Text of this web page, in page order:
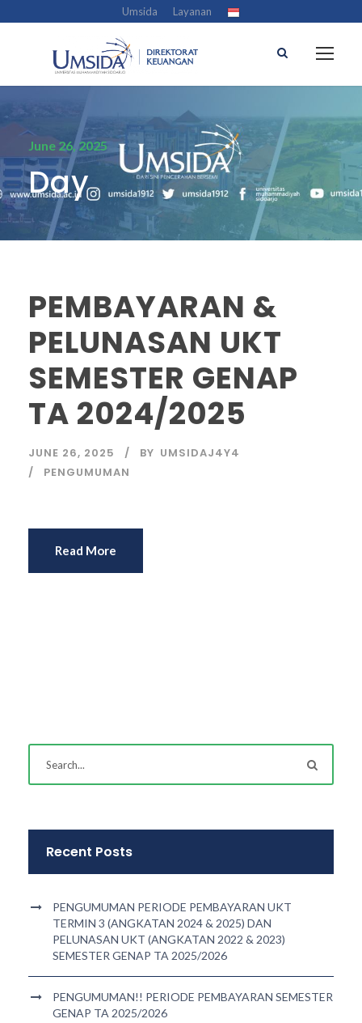
Umsida Layanan
June 26, 2025
Day
PEMBAYARAN &
PELUNASAN UKT
SEMESTER GENAP
TA 2024/2025
JUNE 26, 2025 BY UMSIDAJ4Y4
PENGUMUMAN
Read More
Recent Posts
PENGUMUMAN PERIODE PEMBAYARAN UKT
TERMIN 3 (ANGKATAN 2024 & 2025) DAN
PELUNASAN UKT (ANGKATAN 2022 & 2023)
SEMESTER GENAP TA 2025/2026
PENGUMUMAN!! PERIODE PEMBAYARAN SEMESTER
GENAP TA 2025/2026